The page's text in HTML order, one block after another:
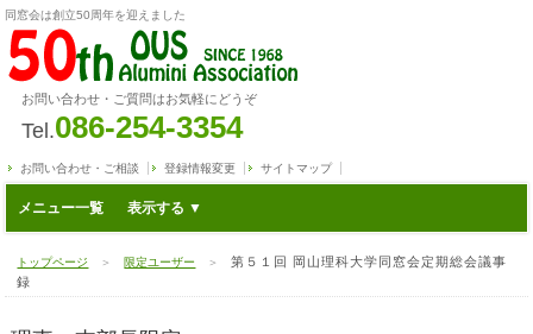
同窓会は創立50周年を迎えました
お問い合わせ・ご質問はお気軽にどうぞ
Tel.086-254-3354
お問い合わせ・ご相談 登録情報変更 サイトマップ
メニュー一覧
トップページ ＞ 限定ユーザー ＞第５１回 岡山理科大学同窓会定期総会議事
録